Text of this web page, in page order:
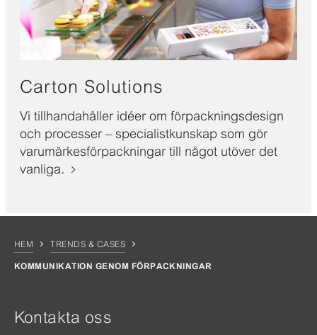
Carton Solutions
Vi tillhandahåller idéer om förpackningsdesign
och processer – specialistkunskap som gör
varumärkesförpackningar till något utöver det
vanliga.
HEM TRENDS & CASES
KOMMUNIKATION GENOM FÖRPACKNINGAR
Kontakta oss